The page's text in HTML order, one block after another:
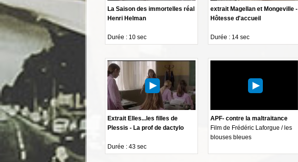
La Saison des immortelles réal
Henri Helman
Durée : 10 sec
extrait Magellan et Mongeville -
Hôtesse d'accueil
Durée : 14 sec
Extrait Elles...les filles de
Plessis - La prof de dactylo
Durée : 43 sec
APF- contre la maltraitance
Film de Frédéric Laforgue / les
blouses bleues